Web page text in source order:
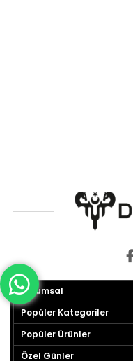
Kurumsal
Popüler Kategoriler
Popüler Ürünler
Özel Günler